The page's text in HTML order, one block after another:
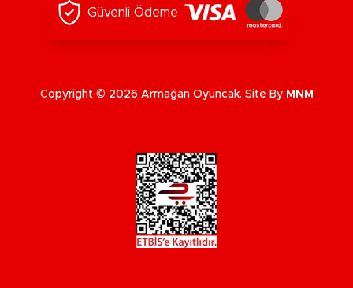
Güvenli Ödeme
Copyright © 2026 Armağan Oyuncak. Site By MNM